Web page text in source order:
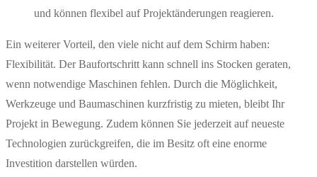
und können flexibel auf Projektänderungen reagieren.
Ein weiterer Vorteil, den viele nicht auf dem Schirm haben:
Flexibilität. Der Baufortschritt kann schnell ins Stocken geraten,
wenn notwendige Maschinen fehlen. Durch die Möglichkeit,
Werkzeuge und Baumaschinen kurzfristig zu mieten, bleibt Ihr
Projekt in Bewegung. Zudem können Sie jederzeit auf neueste
Technologien zurückgreifen, die im Besitz oft eine enorme
Investition darstellen würden.